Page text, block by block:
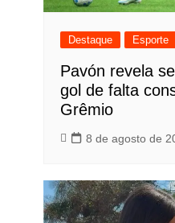
Destaque Esporte
Pavón revela
gol de falta
Grêmio
8 de agosto de